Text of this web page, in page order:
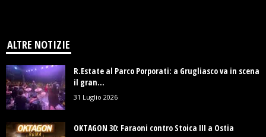
ALTRE NOTIZIE
R.Estate al Parco Porporati: a Grugliasco va in scena
il gran...
31 Luglio 2026
OKTAGON 30: Faraoni contro Stoica III a Ostia